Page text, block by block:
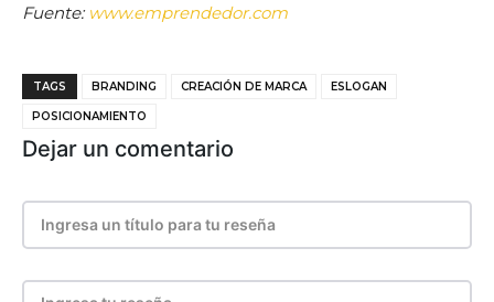
Fuente: www.emprendedor.com
TAGS BRANDING CREACIÓN DE MARCA ESLOGAN
POSICIONAMIENTO
Dejar un comentario